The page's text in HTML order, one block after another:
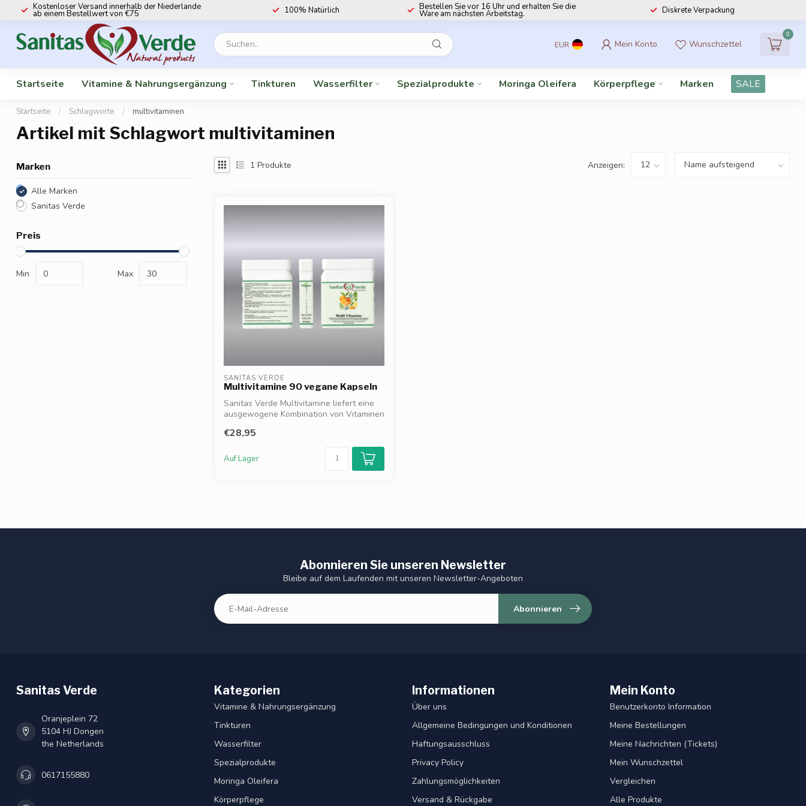
Kostenloser Versand innerhalb der Niederlande
ab einem Bestellwert von €75 100% Natürlich Bestellen Sie vor 16 Uhr und erhalten Sie die
Ware am nächsten Arbeitstag. Diskrete Verpackung
EUR Mein Konto Wunschzettel
0
Startseite Vitamine & Nahrungsergänzung Tinkturen Wasserfilter Spezialprodukte Moringa Oleifera Körperpflege Marken SALE
Startseite / Schlagworte / multivitaminen
Artikel mit Schlagwort multivitaminen
Marken
Alle Marken
Sanitas Verde
Preis
Min Max
1 Produkte Anzeigen:
SANITAS VERDE
Multivitamine 90 vegane Kapseln
Sanitas Verde Multivitamine liefert eine
ausgewogene Kombination von Vitaminen
€28,95
Auf Lager
Abonnieren Sie unseren Newsletter
Bleibe auf dem Laufenden mit unseren Newsletter-Angeboten
Abonnieren
Sanitas Verde
Oranjeplein 72
5104 HJ Dongen
the Netherlands
0617155880
Kategorien
Vitamine & Nahrungsergänzung
Tinkturen
Wasserfilter
Spezialprodukte
Moringa Oleifera
Körperpflege
Informationen
Über uns
Allgemeine Bedingungen und Konditionen
Haftungsausschluss
Privacy Policy
Zahlungsmöglichkeiten
Versand & Rückgabe
Mein Konto
Benutzerkonto Information
Meine Bestellungen
Meine Nachrichten (Tickets)
Mein Wunschzettel
Vergleichen
Alle Produkte